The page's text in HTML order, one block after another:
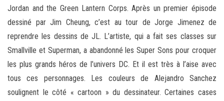
Jordan and the Green Lantern Corps. Après un premier épisode
dessiné par Jim Cheung, c’est au tour de Jorge Jimenez de
reprendre les dessins de JL. L’artiste, qui a fait ses classes sur
Smallville et Superman, a abandonné les Super Sons pour croquer
les plus grands héros de l’univers DC. Et il est très à l’aise avec
tous ces personnages. Les couleurs de Alejandro Sanchez
soulignent le côté « cartoon » du dessinateur. Certaines cases